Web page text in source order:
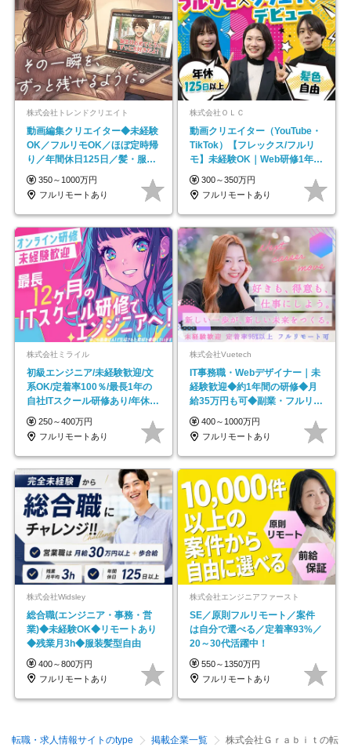
株式会社トレンドクリエイト
動画編集クリエイター◆未経験
OK／フルリモOK／ほぼ定時帰
り／年間休日125日／髪・服・
ネイル自由／副業OK
350～1000万円
フルリモートあり
株式会社ＯＬＣ
動画クリエイター（YouTube・
TikTok）【フレックス/フルリ
モ】未経験OK｜Web研修1年間
｜副業OK
300～350万円
フルリモートあり
株式会社ミライル
初級エンジニア/未経験歓迎/文
系OK/定着率100％/最長1年の
自社ITスクール研修あり/年休
130日
250～400万円
フルリモートあり
株式会社Vuetech
IT事務職・Webデザイナー｜未
経験歓迎◆約1年間の研修◆月
給35万円も可◆副業・フルリモ
ート可◆年休126日
400～1000万円
フルリモートあり
株式会社Widsley
総合職(エンジニア・事務・営
業)◆未経験OK◆リモートあり
◆残業月3h◆服装髪型自由
400～800万円
フルリモートあり
株式会社エンジニアファースト
SE／原則フルリモート／案件
は自分で選べる／定着率93%／
20～30代活躍中！
550～1350万円
フルリモートあり
転職・求人情報サイトのtype 掲載企業一覧 株式会社Ｇｒａｂｉｔの転